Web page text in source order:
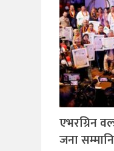
एभरग्रिन
जना